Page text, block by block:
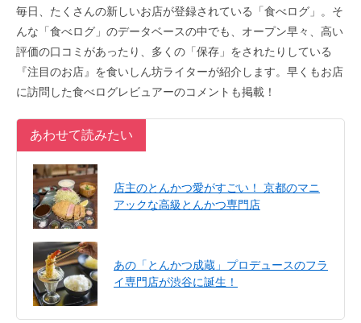
毎日、たくさんの新しいお店が登録されている「食べログ」。そ
んな「食べログ」のデータベースの中でも、オープン早々、高い
評価の口コミがあったり、多くの「保存」をされたりしている
『注目のお店』を食いしん坊ライターが紹介します。早くもお店
に訪問した食べログレビュアーのコメントも掲載！
あわせて読みたい
店主のとんかつ愛がすごい！ 京都のマニ
アックな高級とんかつ専門店
あの「とんかつ成蔵」プロデュースのフラ
イ専門店が渋谷に誕生！